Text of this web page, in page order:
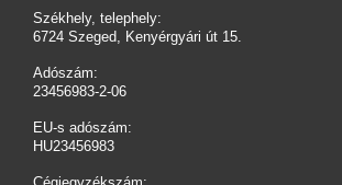
Székhely, telephely:
6724 Szeged, Kenyérgyári út 15.
Adószám:
23456983-2-06
EU-s adószám:
HU23456983